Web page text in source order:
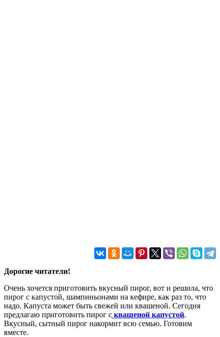
Дорогие читатели!
Очень хочется приготовить вкусный пирог, вот и решила, что
пирог с капустой, шампиньонами на кефире, как раз то, что
надо. Капуста может быть свежей или квашеной. Сегодня
предлагаю приготовить пирог с квашеной капустой.
Вкусный, сытный пирог накормит всю семью. Готовим
вместе.